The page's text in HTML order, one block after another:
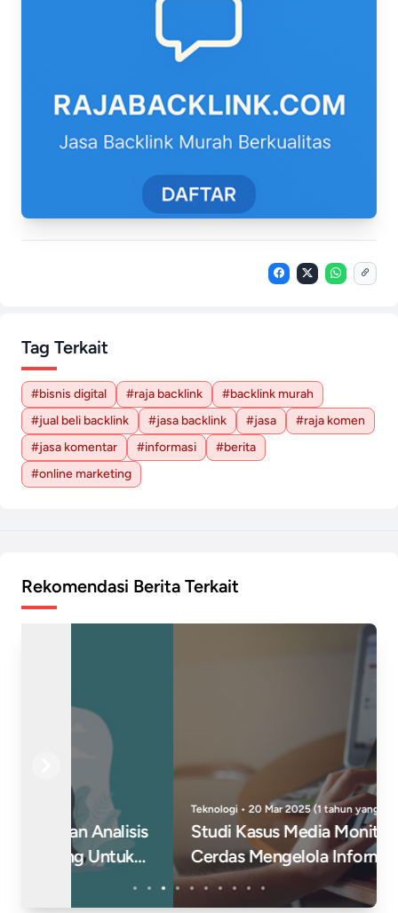
Tag Terkait
#bisnis digital #raja backlink
#backlink murah
#jual beli backlink
#jasa backlink #jasa
#raja komen
#jasa komentar
#informasi
#berita
#online marketing
Rekomendasi Berita Terkait
Teknologi • 20 Mar 2025 (1 tahun yang lalu)
Studi Kasus Media Monitoring: Strategi
Cerdas Mengelola Informasi Dan Reputasi